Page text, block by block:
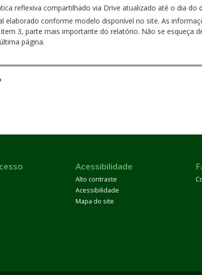
reflexiva compartilhado via Drive atualizado até o dia do
elaborado conforme modelo disponível no site. As
3, parte mais importante do relatório. Não se esqueça
página.
Acessibilidade
Alto contraste
Acessibilidade
Mapa do site